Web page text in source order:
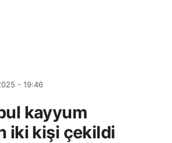
- 19:46
kayyum
iki kişi çekildi